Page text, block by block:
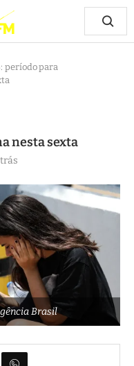
período para
nesta sexta
Brasil